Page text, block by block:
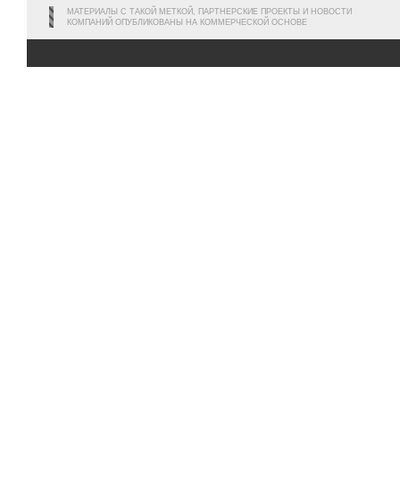
МАТЕРИАЛЫ С ТАКОЙ МЕТКОЙ, ПАРТНЕРСКИЕ ПРОЕКТЫ И НОВОСТИ
КОМПАНИЙ ОПУБЛИКОВАНЫ НА КОММЕРЧЕСКОЙ ОСНОВЕ